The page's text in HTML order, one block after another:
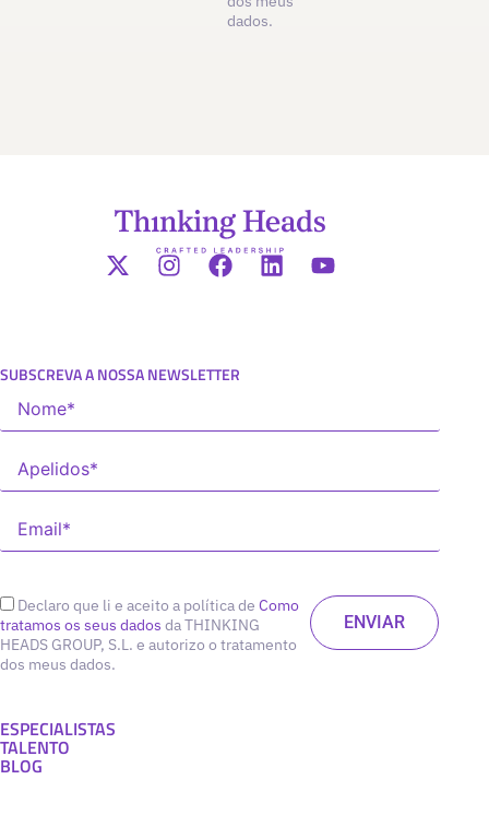
dados.
SUBSCREVA A NOSSA NEWSLETTER
Declaro que li e aceito a política de Como
tratamos os seus dados da THINKING
HEADS GROUP, S.L. e autorizo o tratamento
dos meus dados.
ESPECIALISTAS
TALENTO
BLOG